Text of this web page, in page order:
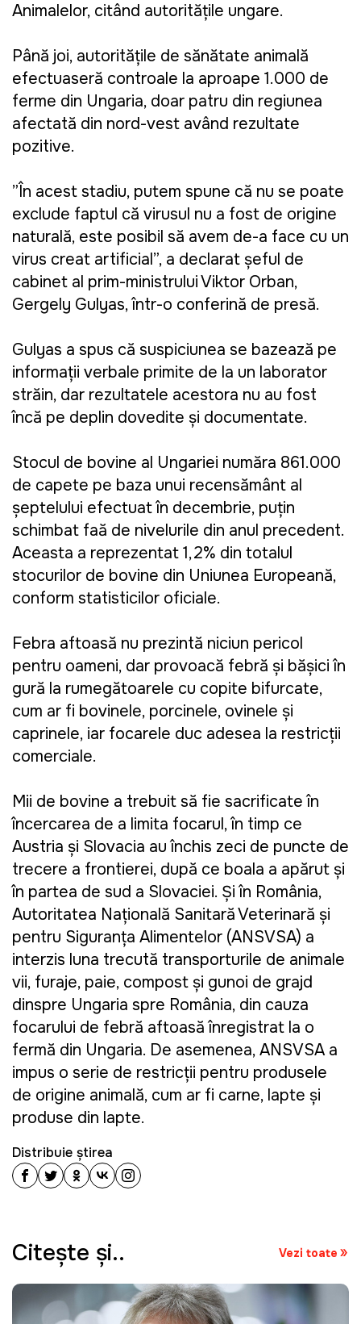
Animalelor, citând autorităţile ungare.
Până joi, autorităţile de sănătate animală
efectuaseră controale la aproape 1.000 de
ferme din Ungaria, doar patru din regiunea
afectată din nord-vest având rezultate
pozitive.
”În acest stadiu, putem spune că nu se poate
exclude faptul că virusul nu a fost de origine
naturală, este posibil să avem de-a face cu un
virus creat artificial”, a declarat şeful de
cabinet al prim-ministrului Viktor Orban,
Gergely Gulyas, într-o conferinţă de presă.
Gulyas a spus că suspiciunea se bazează pe
informaţii verbale primite de la un laborator
străin, dar rezultatele acestora nu au fost
încă pe deplin dovedite şi documentate.
Stocul de bovine al Ungariei număra 861.000
de capete pe baza unui recensământ al
şeptelului efectuat în decembrie, puţin
schimbat faţă de nivelurile din anul precedent.
Aceasta a reprezentat 1,2% din totalul
stocurilor de bovine din Uniunea Europeană,
conform statisticilor oficiale.
Febra aftoasă nu prezintă niciun pericol
pentru oameni, dar provoacă febră şi băşici în
gură la rumegătoarele cu copite bifurcate,
cum ar fi bovinele, porcinele, ovinele şi
caprinele, iar focarele duc adesea la restricţii
comerciale.
Mii de bovine a trebuit să fie sacrificate în
încercarea de a limita focarul, în timp ce
Austria şi Slovacia au închis zeci de puncte de
trecere a frontierei, după ce boala a apărut şi
în partea de sud a Slovaciei. Şi în România,
Autoritatea Naţională Sanitară Veterinară şi
pentru Siguranţa Alimentelor (ANSVSA) a
interzis luna trecută transporturile de animale
vii, furaje, paie, compost şi gunoi de grajd
dinspre Ungaria spre România, din cauza
focarului de febră aftoasă înregistrat la o
fermă din Ungaria. De asemenea, ANSVSA a
impus o serie de restricţii pentru produsele
de origine animală, cum ar fi carne, lapte şi
produse din lapte.
Distribuie știrea
Citeşte şi.. Vezi toate